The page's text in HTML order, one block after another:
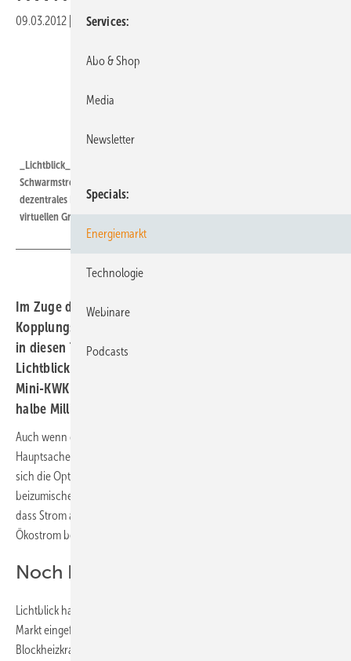
09.03.2012 Druckvorschau
_Lichtblick_minikwk_netzkosten | Lichtblick setzt mit seinem
Schwarmstromkonzept zentralen Energieversorgungsstrukturen ein
dezentrales Konzept entgegen, das viele kleine Kraftwerke zu einem
virtuellen Großkraftwerk zusammenfasst.
Im Zuge der Novelle des Kraft-Wärme-
Kopplungsgesetzes (KWKG), mit der sich der Bundestag
in diesen Tagen beschäftigt, zeigt Ökostrommarktführer
Lichtblick per Studie auf, dass sich über 8-Gigawatt-
Mini-KWK die Kosten für den Netzausbau um bis zu eine
halbe Milliarde Euro reduzieren ließen.
Auch wenn die Zuhausekraftwerke von Lichtblick derzeit in der
Hauptsache mit Erdgas betrieben werden – die Hamburger halten
sich die Option offen, in Zukunft mehr und mehr Biomethan
beizumischen. Abgesehen davon gilt in Deutschland die Definition,
dass Strom aus Kraft-Wärme-Kopplung aufgrund seiner Effizienz als
Ökostrom bezeichnet wird, selbst wenn der Brennstoff Erdgas ist.
Noch Lichtjahre vom Ziel entfernt
Lichtblick hat im September 2009 sein Schwarmstrom-Konzept am
Markt eingeführt. Die Hamburger wollen 100.000 Mini-
Blockheizkraftwerke – Zuhausekraftwerke genannt – in Deutschland
Services
Abo & Shop
Media
Newsletter
Specials
Energiemarkt
Technologie
Webinare
Podcasts